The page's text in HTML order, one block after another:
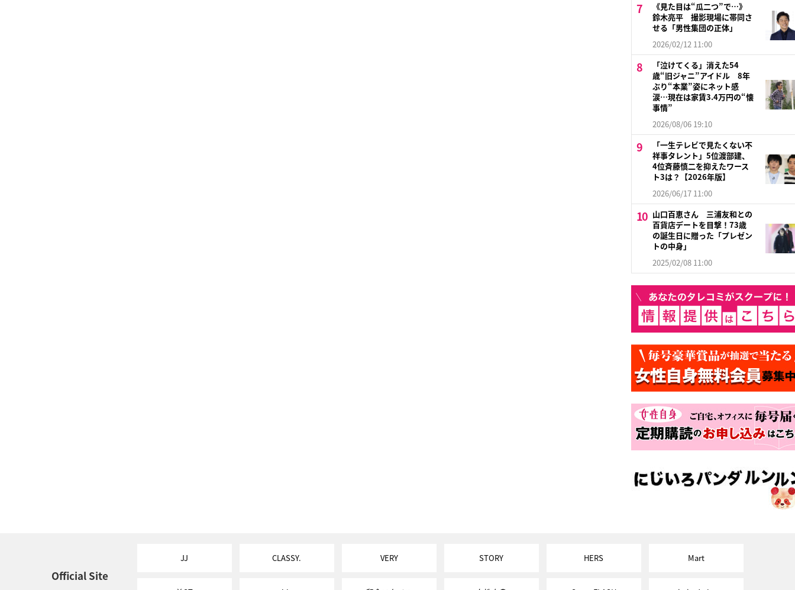
《見た目は“瓜二つ”で…》
鈴木亮平 撮影現場に帯同さ
せる「男性集団の正体」
2026/02/12 11:00
「泣けてくる」消えた54
歳“旧ジャニ”アイドル 8年
ぶり“本業”姿にネット感
涙…現在は家賃3.4万円の“懐
事情”
2026/08/06 19:10
「一生テレビで見たくない不
祥事タレント」5位渡部建、
4位斉藤慎二を抑えたワース
ト3は？【2026年版】
2026/06/17 11:00
山口百恵さん 三浦友和との
百貨店デートを目撃！73歳
の誕生日に贈った「プレゼン
トの中身」
2025/02/08 11:00
Official Site
JJ CLASSY. VERY STORY HERS Mart